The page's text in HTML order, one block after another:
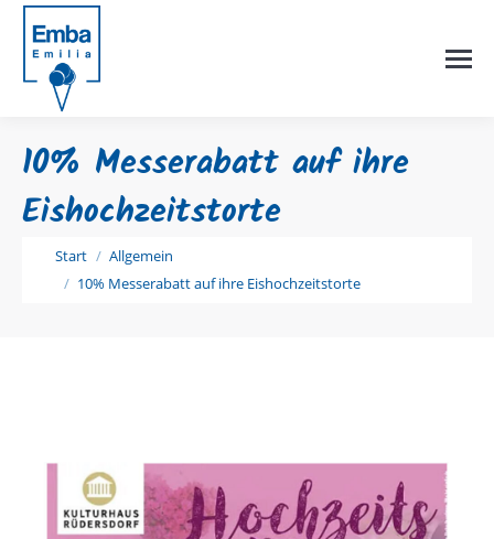
10% Messerabatt auf ihre
Eishochzeitstorte
Sie befinden sich hier:
Start
Allgemein
10% Messerabatt auf ihre Eishochzeitstorte